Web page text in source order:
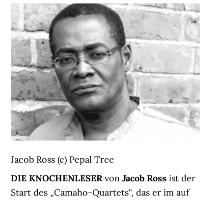
Jacob Ross (c) Pepal Tree
DIE KNOCHENLESERvonJacob Ross ist der
Start des „Camaho-Quartets“, das er im auf